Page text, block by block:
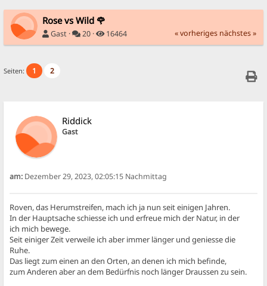
Rose vs Wild 🌹
Gast · 20 · 16464 « vorheriges nächstes »
Seiten: 1 2
Riddick
Gast
am: Dezember 29, 2023, 02:05:15 Nachmittag
Roven, das Herumstreifen, mach ich ja nun seit einigen Jahren.
In der Hauptsache schiesse ich und erfreue mich der Natur, in der
ich mich bewege.
Seit einiger Zeit verweile ich aber immer länger und geniesse die
Ruhe.
Das liegt zum einen an den Orten, an denen ich mich befinde,
zum Anderen aber an dem Bedürfnis noch länger Draussen zu sein.